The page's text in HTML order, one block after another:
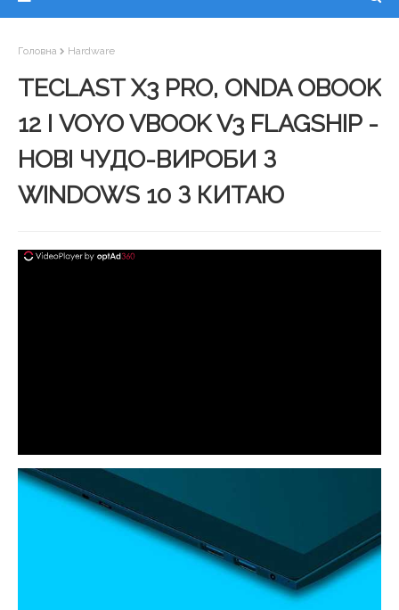
Головна Hardware
TECLAST X3 PRO, ONDA OBOOK
12 І VOYO VBOOK V3 FLAGSHIP -
НОВІ ЧУДО-ВИРОБИ З
WINDOWS 10 З КИТАЮ